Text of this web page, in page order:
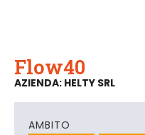
Flow40
AZIENDA: HELTY SRL
AMBITO